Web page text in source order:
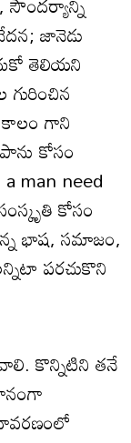
జానెడు
తెలియని
కాలం గాని
కోసం
man need
కోసం
భాష, సమాజం,
పరచుకొని
కొన్నిటిని తనే